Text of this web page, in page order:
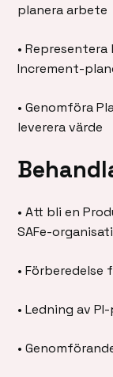
planera arbete
•
Increment-
• Genomföra
leverera värde
• Att bli en
SAFe-
• Förberedelse
• Ledning av
•